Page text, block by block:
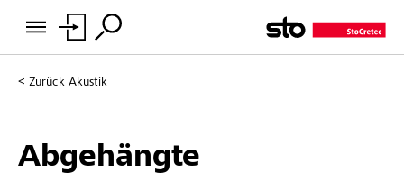
Zurück Akustik
Abgehängte